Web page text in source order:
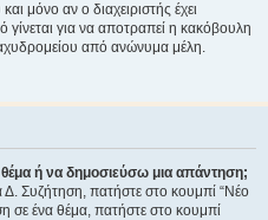
μόνο αν ο διαχειριστής έχει
γίνεται για να αποτραπεί η κακόβουλη
από ανώνυμα μέλη.
ή να δημοσιεύσω μια απάντηση;
Δ. Συζήτηση, πατήστε στο κουμπί “Νέο
σε ένα θέμα, πατήστε στο κουμπί